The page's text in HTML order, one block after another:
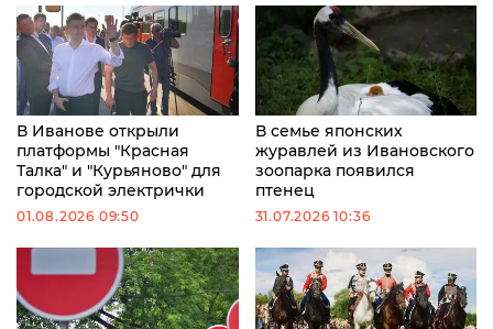
В Иванове открыли
платформы "Красная
Талка" и "Курьяново" для
городской электрички
01.08.2026 09:50
В семье японских
журавлей из Ивановского
зоопарка появился
птенец
31.07.2026 10:36